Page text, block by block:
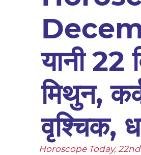
यानी 22
मिथुन,
वृश्चिक,
Horoscope Today, 22nd